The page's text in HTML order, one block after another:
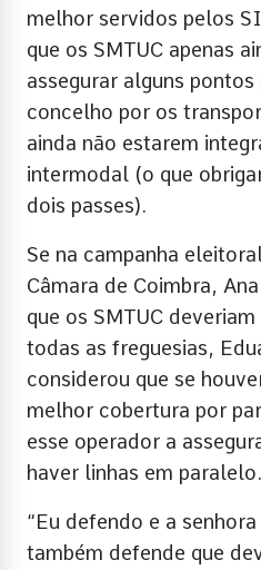
melhor servidos pelos
que os SMTUC apenas
assegurar alguns
concelho por os
ainda não estarem
intermodal (o que
dois passes).
Se na campanha
Câmara de Coimbra,
que os SMTUC
todas as freguesias,
considerou que se
melhor cobertura por
esse operador a
haver linhas em paralelo.
“Eu defendo e a
também defende que